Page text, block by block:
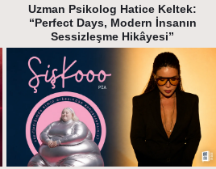
Uzman Psikolog Hatice Keltek:
“Perfect Days, Modern İnsanın
Sessizleşme Hikâyesi”